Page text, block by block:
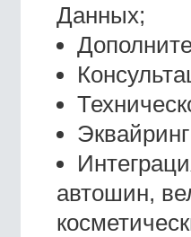
Данных;
автошин,